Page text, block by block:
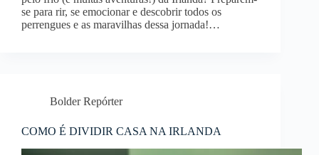
se para rir, se emocionar e descobrir todos os
perrengues e as maravilhas dessa jornada!…
Bolder Repórter
COMO É DIVIDIR CASA NA IRLANDA